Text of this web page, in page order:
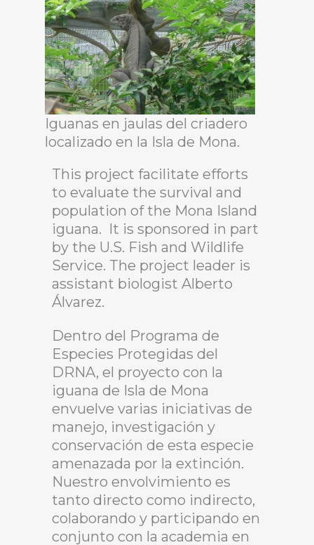
Iguanas en jaulas del criadero
localizado en la Isla de Mona.
This project facilitate efforts
to evaluate the survival and
population of the Mona Island
iguana. It is sponsored in part
by the U.S. Fish and Wildlife
Service. The project leader is
assistant biologist Alberto
Álvarez.
Dentro del Programa de
Especies Protegidas del
DRNA, el proyecto con la
iguana de Isla de Mona
envuelve varias iniciativas de
manejo, investigación y
conservación de esta especie
amenazada por la extinción.
Nuestro envolvimiento es
tanto directo como indirecto,
colaborando y participando en
conjunto con la academia en